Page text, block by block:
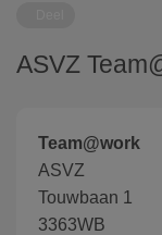
ASVZ
Team@work
ASVZ
Touwbaan 1
3363WB